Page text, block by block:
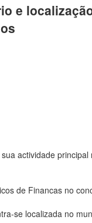
e
actividade principal
de Financas no
se localizada no